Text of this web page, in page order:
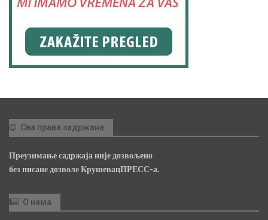
Сва права задржана
Преузимање садржаја није дозвољено
без писане дозволе КрушевацПРЕСС-а.
О нама